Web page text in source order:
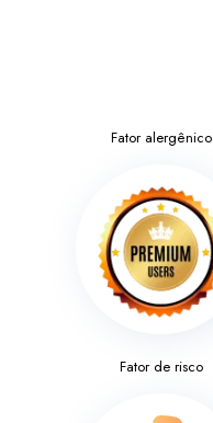
Fator alergênico
Fator de risco